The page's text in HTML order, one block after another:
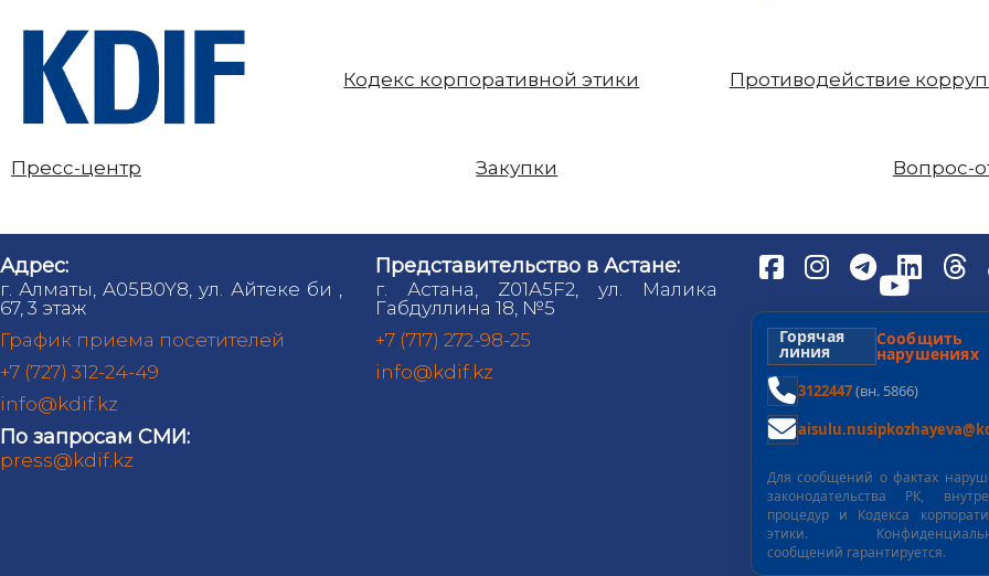
Кодекс корпоративной этики Противодействие
Пресс-центр Закупки Вопрос-
Адрес:
г. Алматы, A05B0Y8, ул. Айтеке би ,
67, 3 этаж
График приема посетителей
+7 (727) 312-24-49
info@kdif.kz
По запросам СМИ:
press@kdif.kz
Представительство в Астане:
г. Астана, Z01A5F2, ул. Малика
Габдуллина 18, №5
+7 (717) 272-98-25
info@kdif.kz
Горячая
линия нарушениях
3122447(вн. 5866)
Для сообщений о фактах
законодательства РК,
процедур и Кодекса
этики.
сообщений гарантируется.